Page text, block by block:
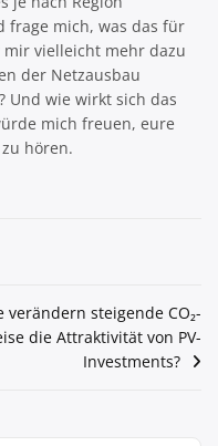
frage mich, was das für
vielleicht mehr dazu
der Netzausbau
Und wie wirkt sich das
mich freuen, eure
hören.
verändern steigende CO₂-
die Attraktivität von PV-
Investments?